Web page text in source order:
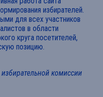
избирателей.
для всех участников
в области
круга посетителей,
позицию.
комиссии